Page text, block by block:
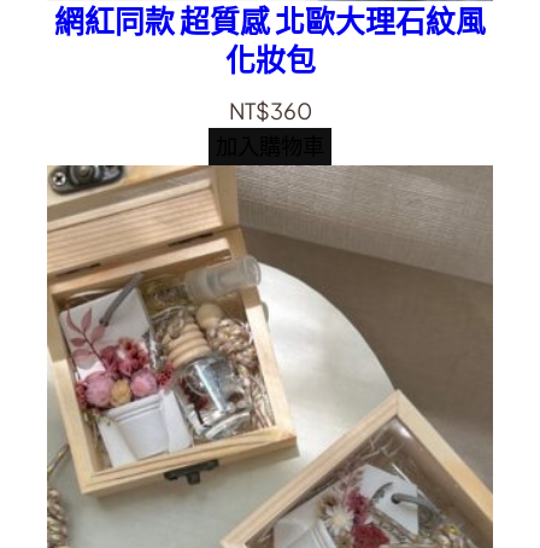
網紅同款 超質感 北歐大理石紋風
化妝包
NT$360